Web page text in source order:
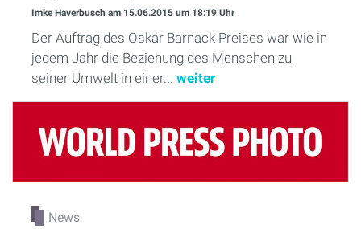
Imke Haverbusch am 15.06.2015 um 18:19 Uhr
Der Auftrag des Oskar Barnack Preises war wie in
jedem Jahr die Beziehung des Menschen zu
seiner Umwelt in einer... weiter
News